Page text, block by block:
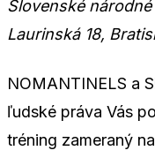
Slovenské
Laurinská 18,
NOMANTINELS a
ľudské práva Vás
tréning zameraný